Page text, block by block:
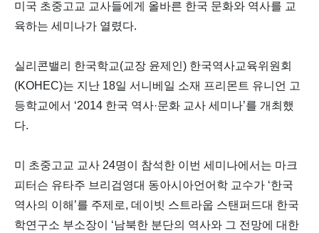
미국 초중고교 교사들에게 올바른 한국 문화와 역사를 교
육하는 세미나가 열렸다.
실리콘밸리 한국학교(교장 윤제인) 한국역사교육위원회
(KOHEC)는 지난 18일 서니베일 소재 프리몬트 유니언 고
등학교에서 ‘2014 한국 역사·문화 교사 세미나’를 개최했
다.
미 초중고교 교사 24명이 참석한 이번 세미나에서는 마크
피터슨 유타주 브리검영대 동아시아언어학 교수가 ‘한국
역사의 이해’를 주제로, 데이빗 스트라웁 스탠퍼드대 한국
학연구소 부소장이 ‘남북한 분단의 역사와 그 전망에 대한